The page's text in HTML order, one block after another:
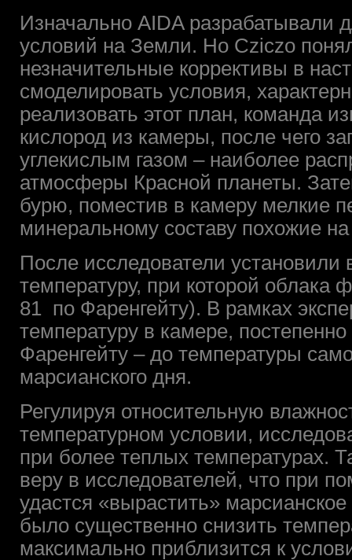
Изначально AIDA разрабатывали
условий на Земли. Но Cziczo
незначительные коррективы в
смоделировать условия,
реализовать этот план, команда
кислород из камеры, после чего
углекислым газом – наиболее
атмосферы Красной планеты.
бурю, поместив в камеру мелкие
минеральному составу похожие
После исследователи
температуру, при которой
81 по Фаренгейту). В рамках
температуру в камере,
Фаренгейту – до температуры
марсианского дня.
Регулируя относительную
температурном условии,
при более теплых температурах.
веру в исследователей, что при
удастся «вырастить»
было существенно снизить
максимально приблизится к